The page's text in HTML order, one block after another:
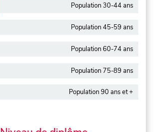
Population 30-44 ans
Population 45-59 ans
Population 60-74 ans
Population 75-89 ans
Population 90 ans et +